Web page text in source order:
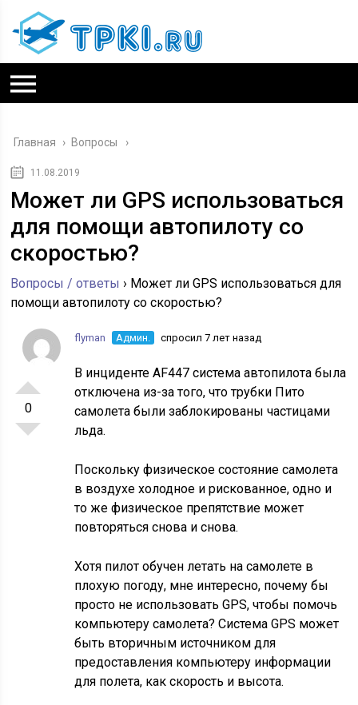
Главная › Вопросы
11.08.2019
Может ли GPS использоваться
для помощи автопилоту со
скоростью?
Вопросы / ответы › Может ли GPS использоваться для
помощи автопилоту со скоростью?
0
flyman Админ. спросил 7 лет назад
В инциденте AF447 система автопилота была
отключена из-за того, что трубки Пито
самолета были заблокированы частицами
льда.
Поскольку физическое состояние самолета
в воздухе холодное и рискованное, одно и
то же физическое препятствие может
повторяться снова и снова.
Хотя пилот обучен летать на самолете в
плохую погоду, мне интересно, почему бы
просто не использовать GPS, чтобы помочь
компьютеру самолета? Система GPS может
быть вторичным источником для
предоставления компьютеру информации
для полета, как скорость и высота.